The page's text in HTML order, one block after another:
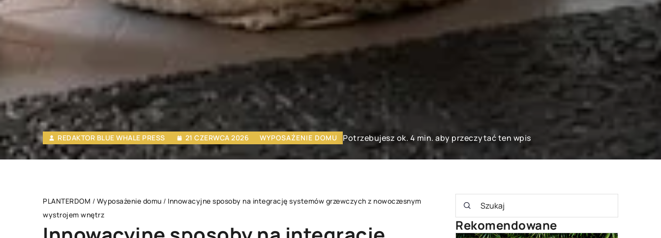
REDAKTOR BLUE WHALE PRESS 21 CZERWCA 2026 WYPOSAŻENIE DOMU Potrzebujesz ok. 4 min. aby przeczytać ten wpis
PLANTERDOM / Wyposażenie domu / Innowacyjne sposoby na integrację systemów grzewczych z nowoczesnym
wystrojem wnętrz
Rekomendowane